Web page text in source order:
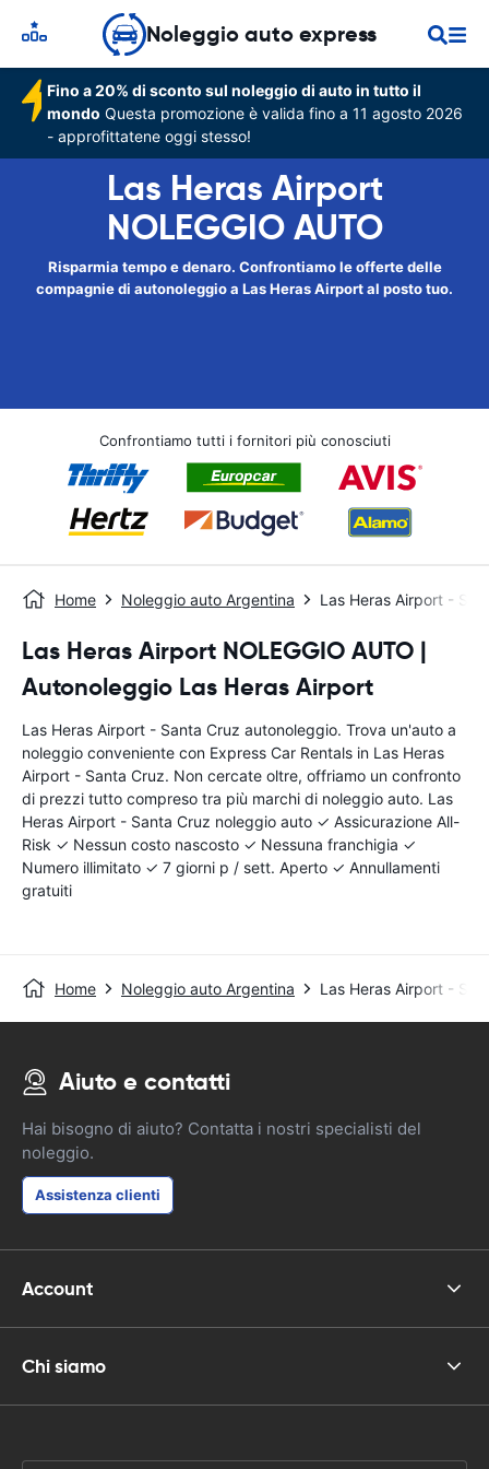
Noleggio auto express
Fino a 20% di sconto sul noleggio di auto in tutto il
mondo Questa promozione è valida fino a 11 agosto 2026
- approfittatene oggi stesso!
Las Heras Airport
NOLEGGIO AUTO
Risparmia tempo e denaro. Confrontiamo le offerte delle
compagnie di autonoleggio a Las Heras Airport al posto tuo.
Confrontiamo tutti i fornitori più conosciuti
Home Noleggio auto Argentina Las Heras Airport -
Las Heras Airport NOLEGGIO AUTO |
Autonoleggio Las Heras Airport
Las Heras Airport - Santa Cruz autonoleggio. Trova un'auto a
noleggio conveniente con Express Car Rentals in Las Heras
Airport - Santa Cruz. Non cercate oltre, offriamo un confronto
di prezzi tutto compreso tra più marchi di noleggio auto. Las
Heras Airport - Santa Cruz noleggio auto ✓ Assicurazione All-
Risk ✓ Nessun costo nascosto ✓ Nessuna franchigia ✓
Numero illimitato ✓ 7 giorni p / sett. Aperto ✓ Annullamenti
gratuiti
Home Noleggio auto Argentina Las Heras Airport -
Aiuto e contatti
Hai bisogno di aiuto? Contatta i nostri specialisti del
noleggio.
Assistenza clienti
Account
Chi siamo